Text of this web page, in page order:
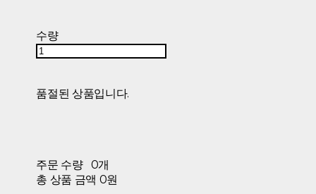
수량
품절된 상품입니다.
주문 수량
0개
총 상품 금액 0원